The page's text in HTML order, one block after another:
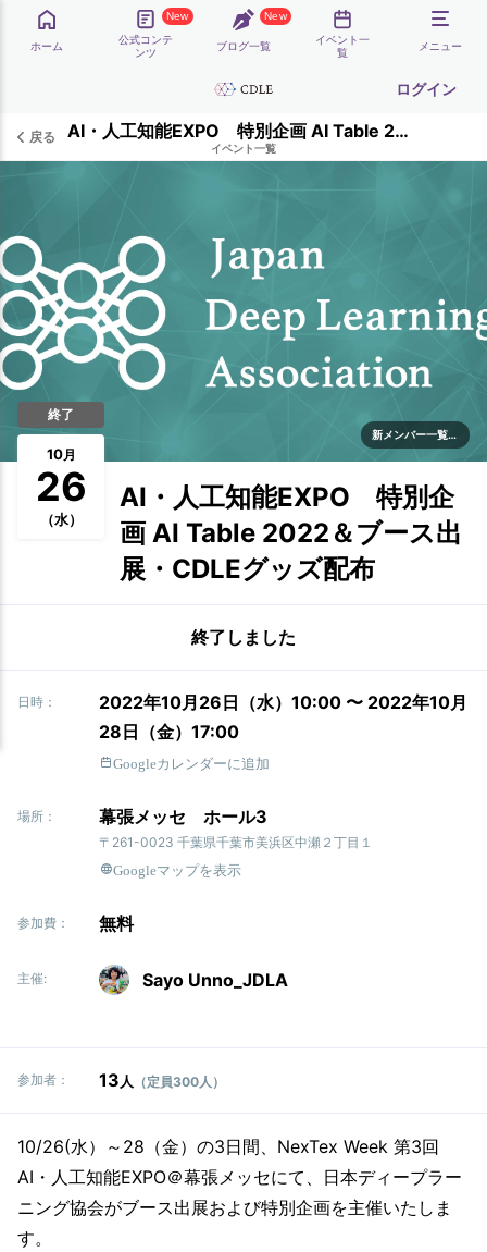
ホーム
New
公式コンテ
ンツ
New
ブログ一覧
イベント一
覧
メニュー
ログイン
戻る AI・人工知能EXPO 特別企画 AI Table 2022＆ブース出展・CDLEグッズ配布
イベント一覧
新メンバー一覧歓迎
終了
10月
26
（水）
AI・人工知能EXPO 特別企
画 AI Table 2022＆ブース出
展・CDLEグッズ配布
終了しました
日時：
2022年10月26日（水）10:00 〜 2022年10月
28日（金）17:00
Googleカレンダーに追加
場所： 幕張メッセ ホール3
〒261-0023 千葉県千葉市美浜区中瀬２丁目１
Googleマップを表示
参加費： 無料
主催: Sayo Unno_JDLA
参加者： 13人 （定員300人）
10/26(水）～28（金）の3日間、NexTex Week 第3回
AI・人工知能EXPO＠幕張メッセにて、日本ディープラー
ニング協会がブース出展および特別企画を主催いたしま
す。